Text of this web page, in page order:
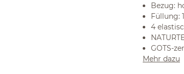
Bezug:
Füllung:
4
GOTS-
Mehr dazu